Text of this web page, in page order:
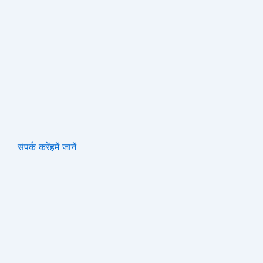
संपर्क करेंहमें जानें